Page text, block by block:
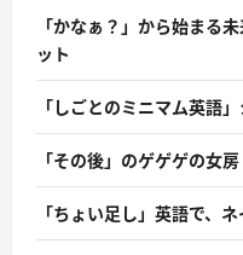
「かなぁ？」から始まる
ット
「しごとのミニマム英語
「その後」のゲゲゲの女房
「ちょい足し」英語で、